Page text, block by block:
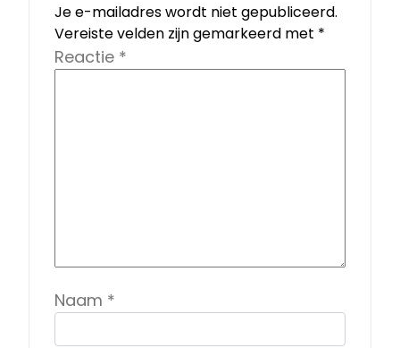
Je e-mailadres wordt niet gepubliceerd.
Vereiste velden zijn gemarkeerd met *
Reactie *
Naam *